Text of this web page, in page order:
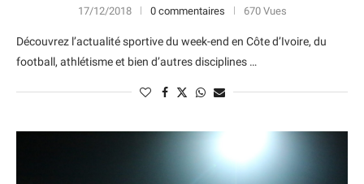
17/12/2018 0 commentaires 670 Vues
Découvrez l’actualité sportive du week-end en Côte d’Ivoire, du
football, athlétisme et bien d’autres disciplines …